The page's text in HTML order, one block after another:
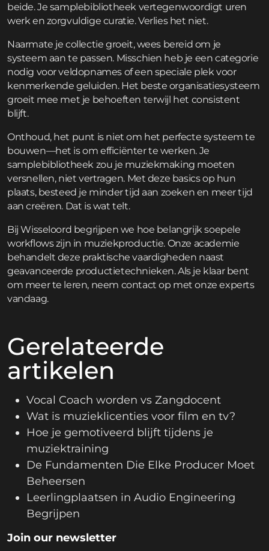
beide. Je samplebibliotheek vertegenwoordigt uren
werk en zorgvuldige curatie. Verlies het niet.
Naarmate je collectie groeit, wees bereid om je
systeem aan te passen. Misschien heb je een categorie
nodig voor veldopnames of een speciale plek voor
kenmerkende geluiden. Het beste organisatiesysteem
groeit mee met je behoeften terwijl het consistent
blijft.
Onthoud, het punt is niet om het perfecte systeem te
bouwen—het is om efficiënter te werken. Je
samplebibliotheek zou je muziekmaking moeten
versnellen, niet vertragen. Met deze basics op hun
plaats, besteed je minder tijd aan zoeken en meer tijd
aan creëren. Dat is wat telt.
Bij Wisseloord begrijpen we hoe belangrijk soepele
workflows zijn in muziekproductie. Onze academie
behandelt deze praktische vaardigheden naast
geavanceerde productietechnieken. Als je klaar bent
om meer te leren, neem contact op met onze experts
vandaag.
Gerelateerde
artikelen
Vocal Coach worden vs Zangdocent
Wat is muzieklicenties voor film en tv?
Hoe je gemotiveerd blijft tijdens je
muziektraining
De Fundamenten Die Elke Producer Moet
Beheersen
Leerlingplaatsen in Audio Engineering
Begrijpen
Join our newsletter